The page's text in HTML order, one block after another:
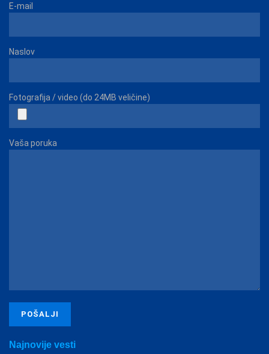
E-mail
Naslov
Fotografija / video (do 24MB veličine)
Vaša poruka
Najnovije vesti